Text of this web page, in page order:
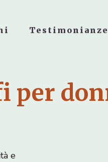
Testimonianze
per
e